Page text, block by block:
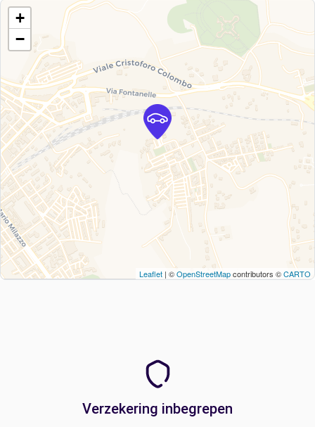
+
−
Leaflet | ©OpenStreetMapcontributors ©CARTO
Verzekering inbegrepen